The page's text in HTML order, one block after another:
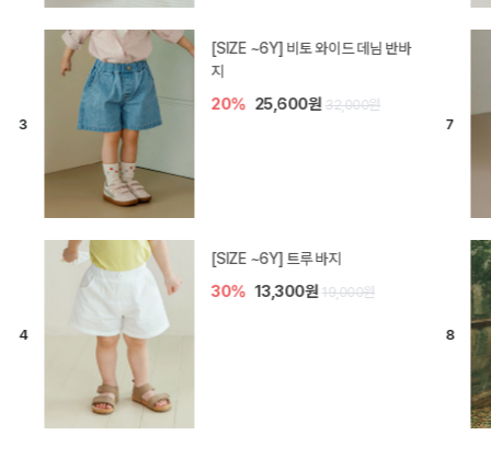
[SIZE ~6Y] 라핀 카프리 팬츠
30%
엘로디 니트 아기 바지
20% 16,000원 20,000원